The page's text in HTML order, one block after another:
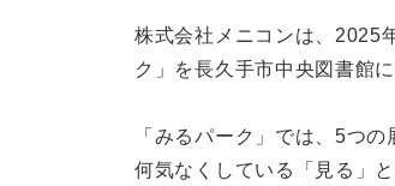
株式会社メニコンは、2025
ク」を長久手市中央図書館
「みるパーク」では、5つ
何気なくしている「見る」